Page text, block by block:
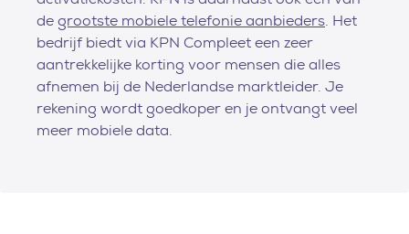
degrootste mobiele telefonie aanbieders. Het
bedrijf biedt via KPN Compleet een zeer
aantrekkelijke korting voor mensen die alles
afnemen bij de Nederlandse marktleider. Je
rekening wordt goedkoper en je ontvangt veel
meer mobiele data.